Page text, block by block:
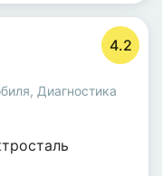
4.2
, Диагностика